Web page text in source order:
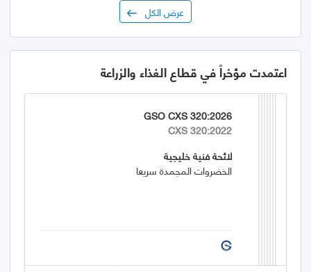
عرض الكل
اعتمدت مؤخراً في قطاع الغذاء والزراعة
GSO CXS 320:2026
CXS 320:2022
لائحة فنية خليجية
الخضروات المجمدة سريعا